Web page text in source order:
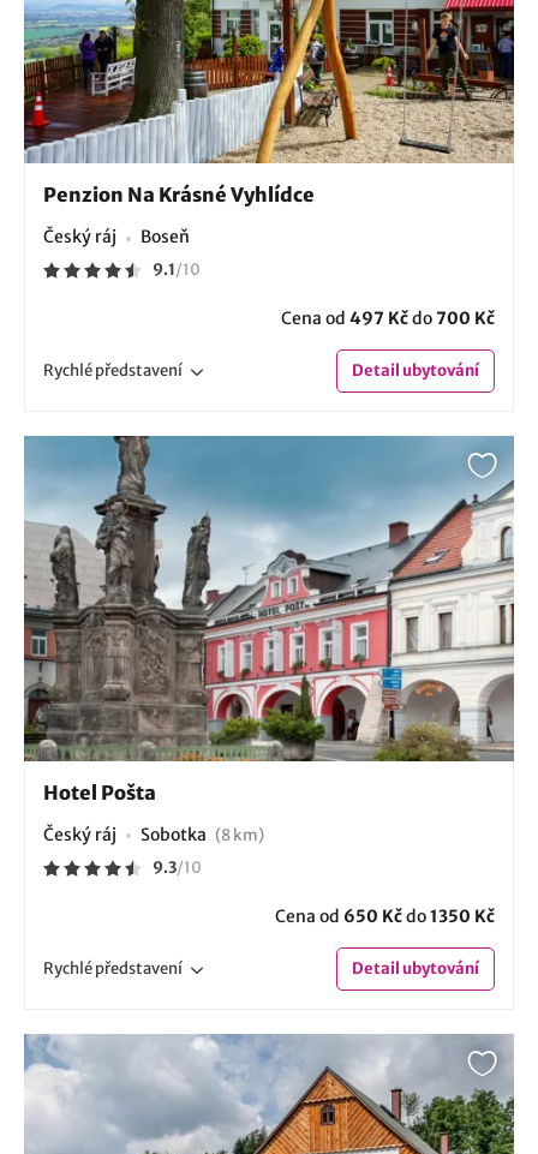
Penzion Na Krásné Vyhlídce
Český ráj Boseň
9.1/10
Cena od 497 Kčdo700 Kč
Rychlépředstavení Detailubytování
Hotel Pošta
Český ráj Sobotka (8 km)
9.3/10
Cena od 650 Kčdo1350 Kč
Rychlépředstavení Detailubytování